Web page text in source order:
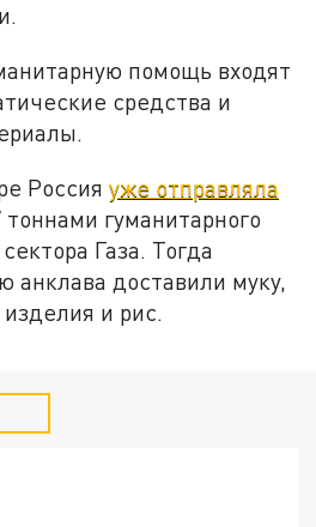
помощь входят
средства и
Россияуже отправляла
гуманитарного
Газа. Тогда
анклава доставили муку,
и рис.